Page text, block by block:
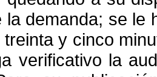
la demanda; se le
treinta y cinco
verificativo la